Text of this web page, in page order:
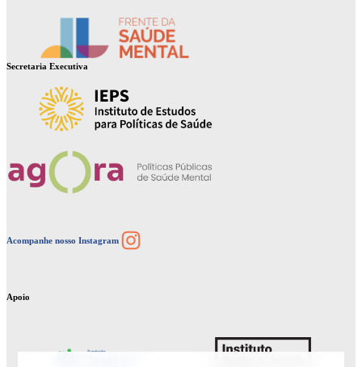
Secretaria Executiva
Acompanhe nosso InstagramInstagram
Apoio